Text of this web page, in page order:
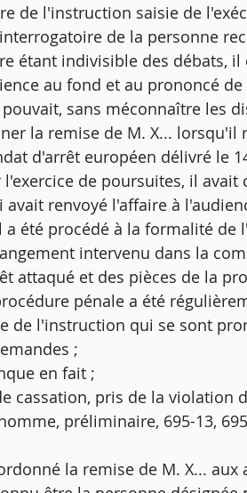
de l'instruction saisie de
de la personne
étant indivisible des débats,
au fond et au prononcé
sans méconnaître les
la remise de M. X...
d'arrêt européen délivré le
de poursuites, il avait
renvoyé l'affaire à
été procédé à la formalité
intervenu dans la
attaqué et des pièces de la
pénale a été
de l'instruction qui se sont
;
en fait ;
cassation, pris de la violation
préliminaire, 695-13,
la remise de M. X...